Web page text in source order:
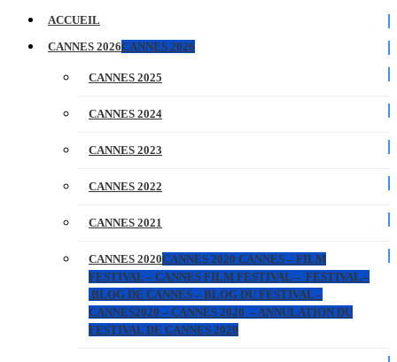
ACCUEIL
CANNES 2026CANNES 2026
CANNES 2025
CANNES 2024
CANNES 2023
CANNES 2022
CANNES 2021
CANNES 2020CANNES 2020 CANNES – FILM
FESTIVAL – CANNES FILM FESTIVAL – FESTIVAL –
BLOG DE CANNES – BLOG DU FESTIVAL –
CANNES2020 – CANNES 2020 – ANNULATION DU
FESTIVAL DE CANNES 2020